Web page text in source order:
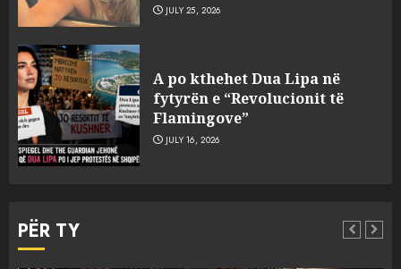
JULY 25, 2026
A po kthehet Dua Lipa në
fytyrën e “Revolucionit të
Flamingove”
JULY 16, 2026
PËR TY
3
racist në rrjetet sociale ndaj
gazetarit grek me origjinë
shqiptare: Je mysafir këtu,
nuk duhet të flasësh!
burgosur përfundojnë në